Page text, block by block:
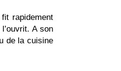
rapidement
A son
de la cuisine